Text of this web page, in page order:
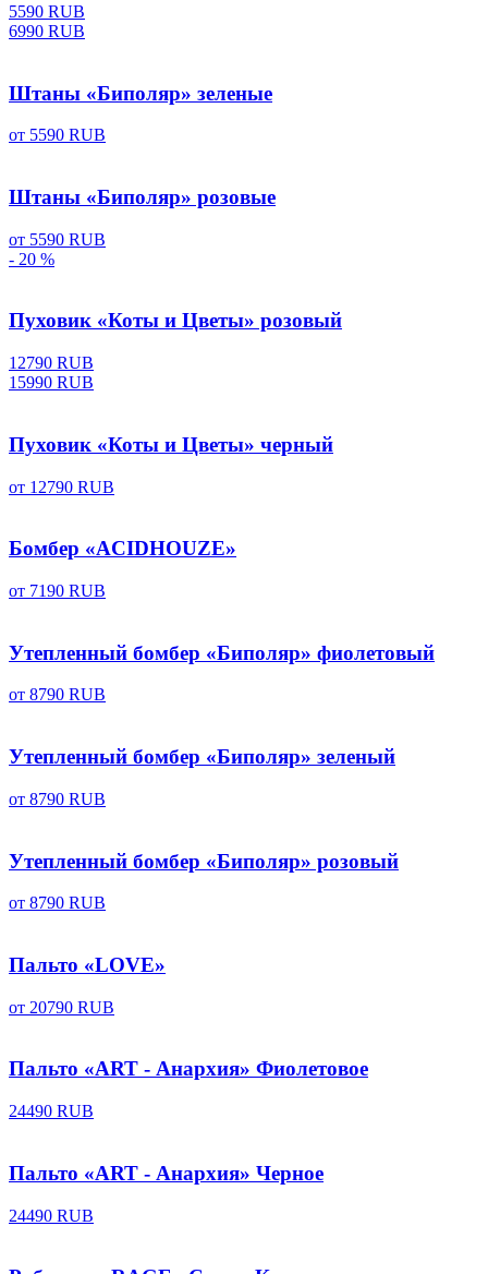
5590 RUB
6990 RUB
Штаны «Биполяр» зеленые
от 5590 RUB
Штаны «Биполяр» розовые
от 5590 RUB
- 20 %
Пуховик «Коты и Цветы» розовый
12790 RUB
15990 RUB
Пуховик «Коты и Цветы» черный
от 12790 RUB
Бомбер «ACIDHOUZE»
от 7190 RUB
Утепленный бомбер «Биполяр» фиолетовый
от 8790 RUB
Утепленный бомбер «Биполяр» зеленый
от 8790 RUB
Утепленный бомбер «Биполяр» розовый
от 8790 RUB
Пальто «LOVE»
от 20790 RUB
Пальто «ART - Анархия» Фиолетовое
24490 RUB
Пальто «ART - Анархия» Черное
24490 RUB